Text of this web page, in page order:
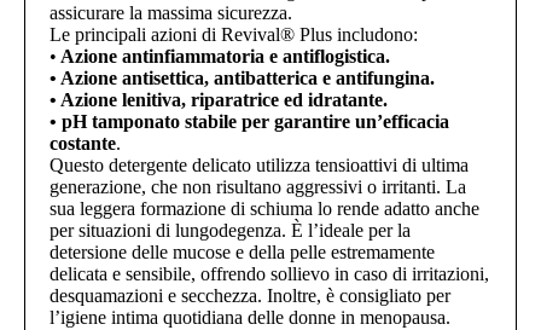
assicurare la massima sicurezza.
Le principali azioni di Revival® Plus includono:
• Azione antinfiammatoria e antiflogistica.
• Azione antisettica, antibatterica e antifungina.
• Azione lenitiva, riparatrice ed idratante.
• pH tamponato stabile per garantire un’efficacia
costante.
Questo detergente delicato utilizza tensioattivi di ultima
generazione, che non risultano aggressivi o irritanti. La
sua leggera formazione di schiuma lo rende adatto anche
per situazioni di lungodegenza. È l’ideale per la
detersione delle mucose e della pelle estremamente
delicata e sensibile, offrendo sollievo in caso di irritazioni,
desquamazioni e secchezza. Inoltre, è consigliato per
l’igiene intima quotidiana delle donne in menopausa.